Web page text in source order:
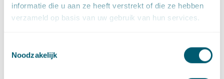
informatie die u aan ze heeft verstrekt of die ze hebben
verzameld op basis van uw gebruik van hun services.
Noodzakelijk
Privacy
Artificial Intelligence